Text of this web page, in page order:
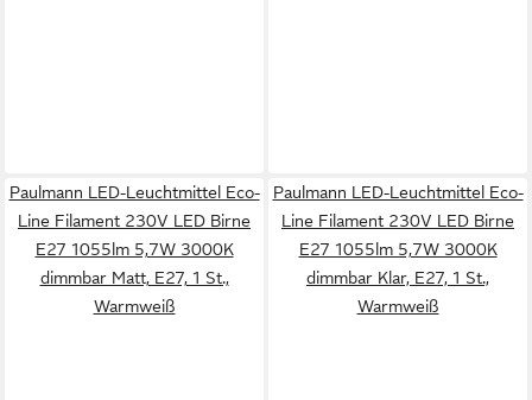
Paulmann LED-Leuchtmittel Eco-
Line Filament 230V LED Birne
E27 1055lm 5,7W 3000K
dimmbar Matt, E27, 1 St.,
Warmweiß
Paulmann LED-Leuchtmittel Eco-
Line Filament 230V LED Birne
E27 1055lm 5,7W 3000K
dimmbar Klar, E27, 1 St.,
Warmweiß